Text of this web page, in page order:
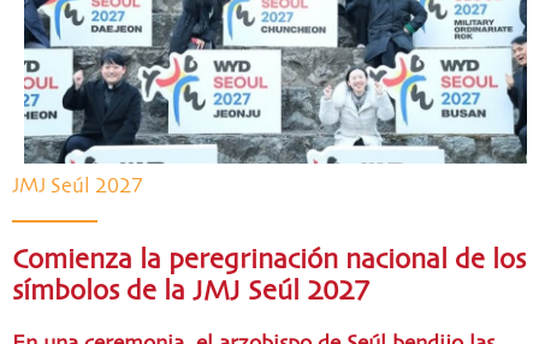
JMJ Seúl 2027
Comienza la peregrinación nacional de los
símbolos de la JMJ Seúl 2027